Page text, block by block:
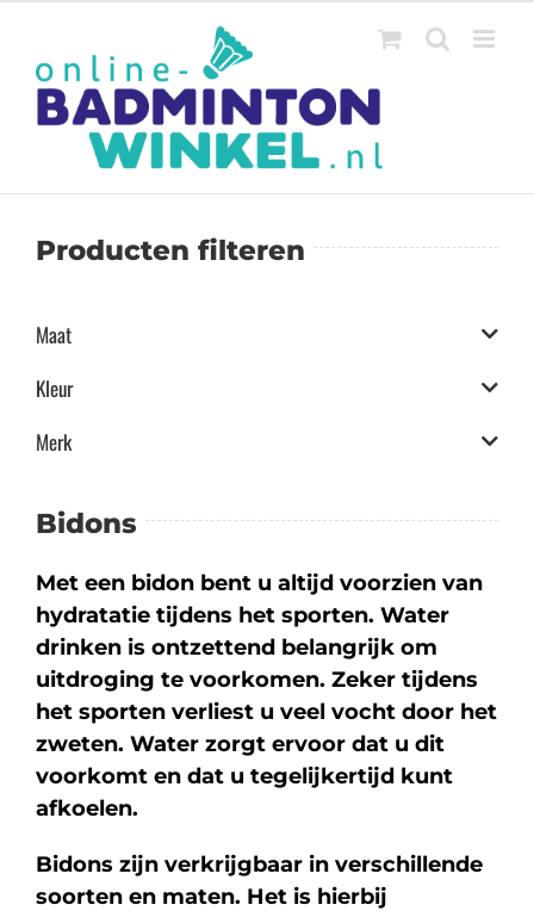
inhoud
Producten filteren
Maat
Kleur
Merk
Bidons
Met een bidon bent u altijd voorzien van
hydratatie tijdens het sporten. Water
drinken is ontzettend belangrijk om
uitdroging te voorkomen. Zeker tijdens
het sporten verliest u veel vocht door het
zweten. Water zorgt ervoor dat u dit
voorkomt en dat u tegelijkertijd kunt
afkoelen.
Bidons zijn verkrijgbaar in verschillende
soorten en maten. Het is hierbij